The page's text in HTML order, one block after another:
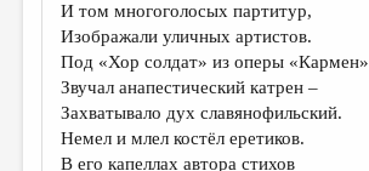
И том многоголосых партитур,
Изображали уличных артистов.
Под «Хор солдат» из оперы «Кармен»
Звучал анапестический катрен –
Захватывало дух славянофильский.
Немел и млел костёл еретиков.
В его капеллах автора стихов